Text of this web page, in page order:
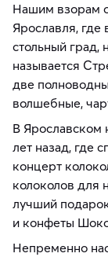
Нашим взорам
Ярославля, где
стольный град,
называется
две
волшебные,
В Ярославском
лет назад, где
концерт
колоколов для
лучший
и конфеты
Непременно